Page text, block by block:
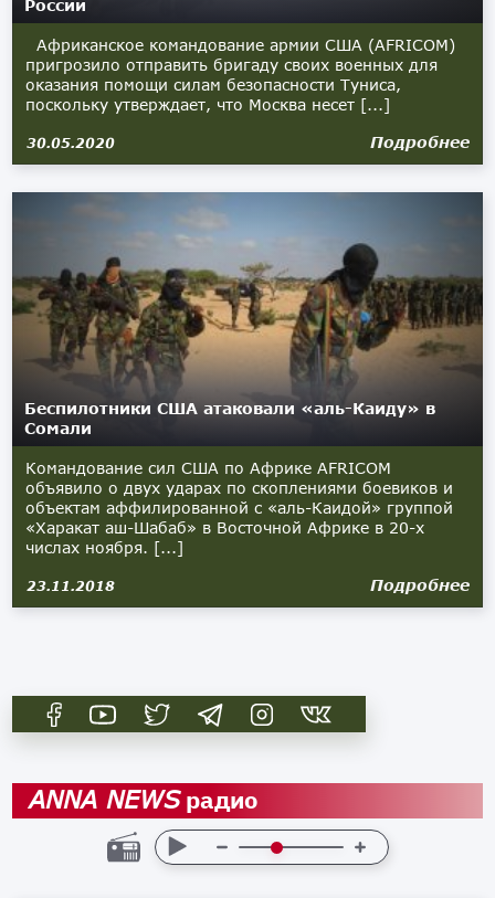
России
Африканское командование армии США (AFRICOM)
пригрозило отправить бригаду своих военных для
оказания помощи силам безопасности Туниса,
поскольку утверждает, что Москва несет [...]
30.05.2020 Подробнее
Беспилотники США атаковали «аль-Каиду» в
Сомали
Командование сил США по Африке AFRICOM
объявило о двух ударах по скоплениями боевиков и
объектам аффилированной с «аль-Каидой» группой
«Харакат аш-Шабаб» в Восточной Африке в 20-х
числах ноября. [...]
23.11.2018 Подробнее
ANNA NEWSрадио